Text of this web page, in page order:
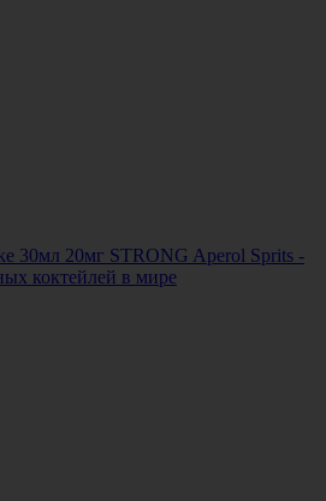
30мл 20мг STRONG Aperol Sprits -
коктейлей в мире